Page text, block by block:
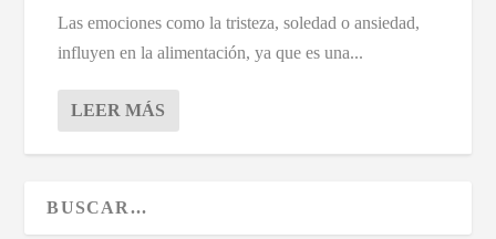
Las emociones como la tristeza, soledad o ansiedad,
influyen en la alimentación, ya que es una...
LEER MÁS